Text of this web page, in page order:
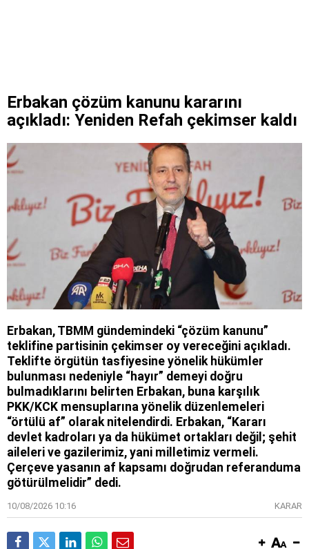
Erbakan çözüm kanunu kararını
açıkladı: Yeniden Refah çekimser kaldı
Erbakan, TBMM gündemindeki “çözüm kanunu”
teklifine partisinin çekimser oy vereceğini açıkladı.
Teklifte örgütün tasfiyesine yönelik hükümler
bulunması nedeniyle “hayır” demeyi doğru
bulmadıklarını belirten Erbakan, buna karşılık
PKK/KCK mensuplarına yönelik düzenlemeleri
“örtülü af” olarak nitelendirdi. Erbakan, “Kararı
devlet kadroları ya da hükümet ortakları değil; şehit
aileleri ve gazilerimiz, yani milletimiz vermeli.
Çerçeve yasanın af kapsamı doğrudan referanduma
götürülmelidir” dedi.
10/08/2026 10:16 KARAR